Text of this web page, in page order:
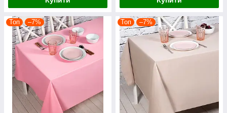
Топ –7% Топ –7%